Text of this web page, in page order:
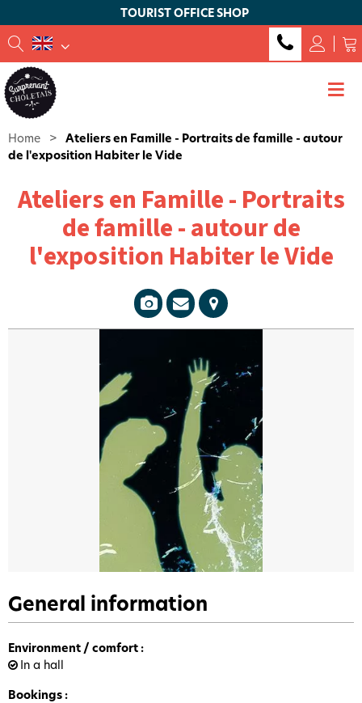
TOURIST OFFICE SHOP
Home > Ateliers en Famille - Portraits de famille - autour
de l'exposition Habiter le Vide
Ateliers en Famille - Portraits
de famille - autour de
l'exposition Habiter le Vide
General information
Environment / comfort :
In a hall
Bookings :